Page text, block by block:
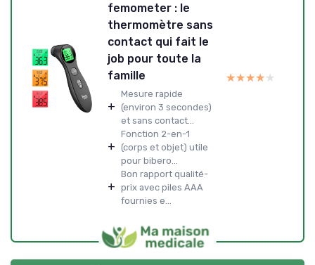
femometer : le
thermomètre sans
contact qui fait le
job pour toute la
famille
+
Mesure rapide
(environ 3 secondes)
et sans contact...
+
Fonction 2-en-1
(corps et objet) utile
pour bibero...
+
Bon rapport qualité-
prix avec piles AAA
fournies e...
★★★★★
★★★★★